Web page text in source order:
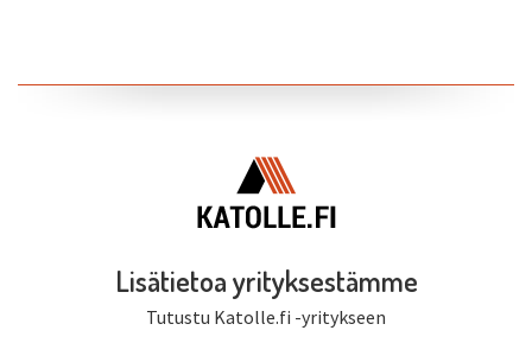
Lisätietoa yrityksestämme
Tutustu Katolle.fi -yritykseen